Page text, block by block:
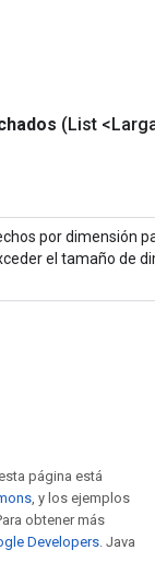
(List
por dimensión
el tamaño de
página está
, y los ejemplos
obtener más
Developers . Java